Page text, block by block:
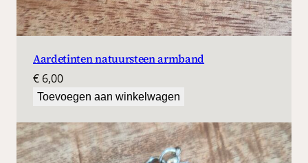
Aardetinten natuursteen armband
€ 6,00
Toevoegen aan winkelwagen